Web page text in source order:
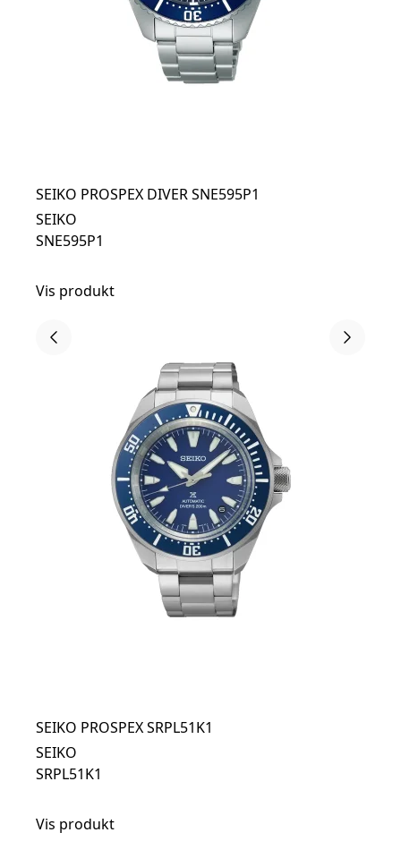
SEIKO PROSPEX DIVER SNE595P1
SEIKO
SNE595P1
Vis produkt
SEIKO PROSPEX SRPL51K1
SEIKO
SRPL51K1
Vis produkt